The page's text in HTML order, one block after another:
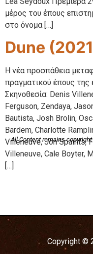
μέρος του έπους
στο όνομα […]
Dune
Η νέα προσπάθεια
πραγματικού έπους της
Σκηνοθεσία: Denis
Ferguson, Zendaya,
Bautista, Josh Brolin,
Bardem, Charlotte
Villeneuve, Jon Spaihts,
Villeneuve, Cale Boyter,
[…]
All Content remains
Copyright ©